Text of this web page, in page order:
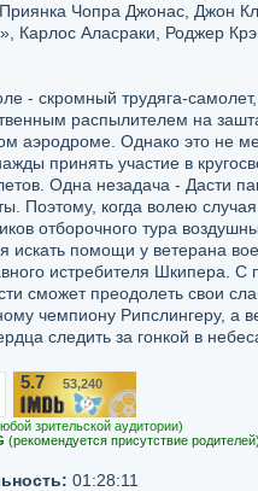
Чопра Джонас, Джон
Карлос Аласраки, Роджер
- скромный трудяга-
распылителем на
аэродроме. Однако это не
принять участие в
Одна незадача - Дасти
Поэтому, когда волею
отборочного тура
искать помощи у ветерана
истребителя Шкипера.
сможет преодолеть свои
чемпиону Рипслингеру, а
следить за гонкой в
5.7 53,240
зрительской аудитории)
(рекомендуется присутствие
01:28:11